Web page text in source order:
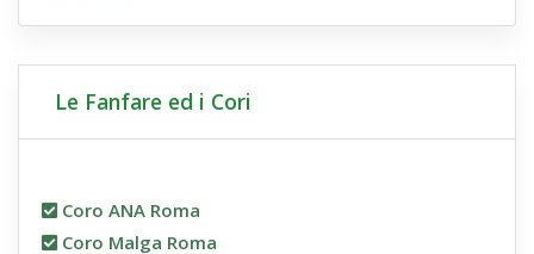
Le Fanfare ed i Cori
Coro ANA Roma
Coro Malga Roma